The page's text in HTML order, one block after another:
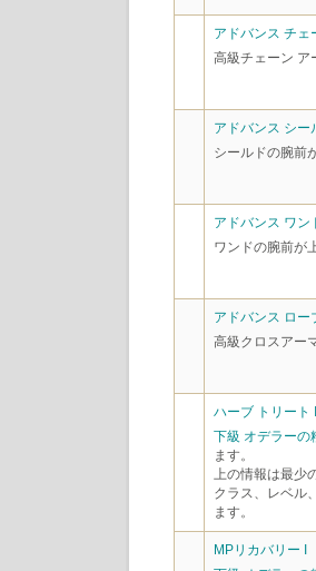
アドバンス チェ
高級チェーン ア
アドバンス シー
シールドの腕前
アドバンス ワン
ワンドの腕前が
アドバンス ロー
高級クロスアー
ハーブ トリート I
下級 オデラーの
ます。
上の情報は最少
クラス、レベル
ます。
MPリカバリー I